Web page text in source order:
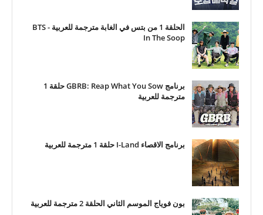
الحلقة 1 من بتس في الغابة مترجمة للعربية - BTS
In The Soop
برنامج GBRB: Reap What You Sow حلقة 1
مترجمة للعربية
برنامج الاقصاء I-Land حلقة 1 مترجمة للعربية
بون فوياج الموسم الثاني الحلقة 2 مترجمة للعربية